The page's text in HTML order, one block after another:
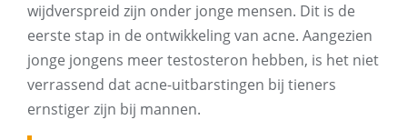
wijdverspreid zijn onder jonge mensen. Dit is de
eerste stap in de ontwikkeling van acne. Aangezien
jonge jongens meer testosteron hebben, is het niet
verrassend dat acne-uitbarstingen bij tieners
ernstiger zijn bij mannen.